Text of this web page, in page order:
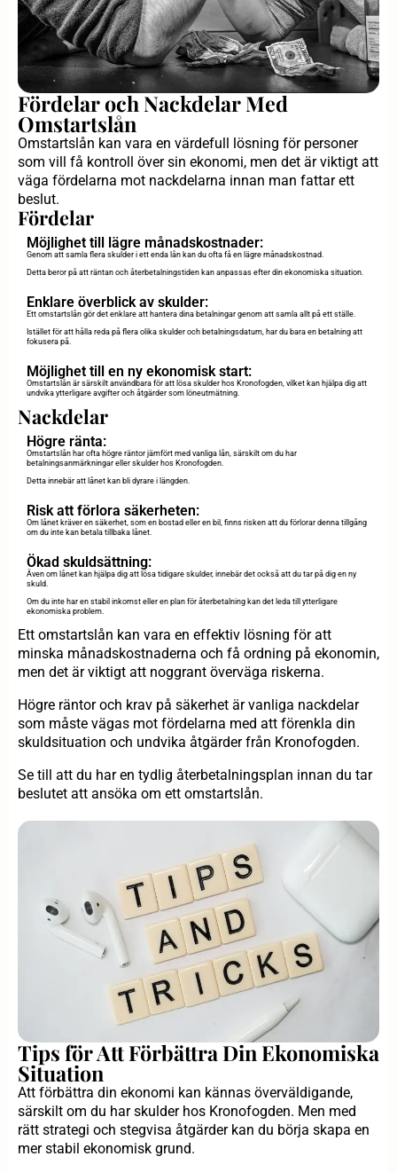
Fördelar och Nackdelar Med
Omstartslån
Omstartslån kan vara en värdefull lösning för personer
som vill få kontroll över sin ekonomi, men det är viktigt att
väga fördelarna mot nackdelarna innan man fattar ett
beslut.
Fördelar
Möjlighet till lägre månadskostnader:
Genom att samla flera skulder i ett enda lån kan du ofta få en lägre månadskostnad.
Detta beror på att räntan och återbetalningstiden kan anpassas efter din ekonomiska situation.
Enklare överblick av skulder:
Ett omstartslån gör det enklare att hantera dina betalningar genom att samla allt på ett ställe.
Istället för att hålla reda på flera olika skulder och betalningsdatum, har du bara en betalning att
fokusera på.
Möjlighet till en ny ekonomisk start:
Omstartslån är särskilt användbara för att lösa skulder hos Kronofogden, vilket kan hjälpa dig att
undvika ytterligare avgifter och åtgärder som löneutmätning.
Nackdelar
Högre ränta:
Omstartslån har ofta högre räntor jämfört med vanliga lån, särskilt om du har
betalningsanmärkningar eller skulder hos Kronofogden.
Detta innebär att lånet kan bli dyrare i längden.
Risk att förlora säkerheten:
Om lånet kräver en säkerhet, som en bostad eller en bil, finns risken att du förlorar denna tillgång
om du inte kan betala tillbaka lånet.
Ökad skuldsättning:
Även om lånet kan hjälpa dig att lösa tidigare skulder, innebär det också att du tar på dig en ny
skuld.
Om du inte har en stabil inkomst eller en plan för återbetalning kan det leda till ytterligare
ekonomiska problem.
Ett omstartslån kan vara en effektiv lösning för att
minska månadskostnaderna och få ordning på ekonomin,
men det är viktigt att noggrant överväga riskerna.
Högre räntor och krav på säkerhet är vanliga nackdelar
som måste vägas mot fördelarna med att förenkla din
skuldsituation och undvika åtgärder från Kronofogden.
Se till att du har en tydlig återbetalningsplan innan du tar
beslutet att ansöka om ett omstartslån.
Tips för Att Förbättra Din Ekonomiska
Situation
Att förbättra din ekonomi kan kännas överväldigande,
särskilt om du har skulder hos Kronofogden. Men med
rätt strategi och stegvisa åtgärder kan du börja skapa en
mer stabil ekonomisk grund.